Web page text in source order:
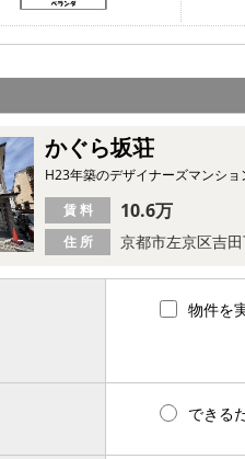
かぐら坂荘
H23年築のデザイナーズマンショ
住 所 京都市左京区吉
賃 料 10.6万
物件を
できる